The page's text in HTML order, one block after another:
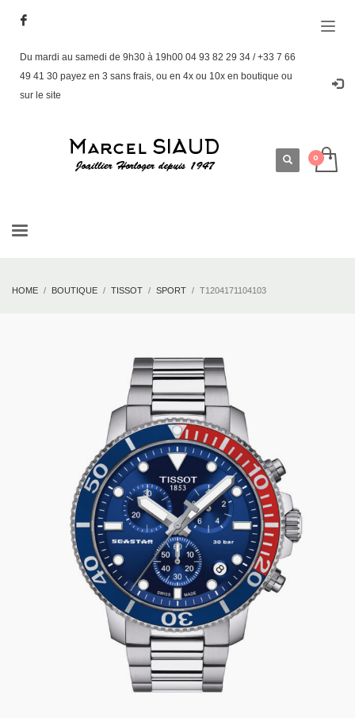
Du mardi au samedi de 9h30 à 19h00 04 93 82 29 34 / +33 7 66
49 41 30 payez en 3 sans frais, ou en 4x ou 10x en boutique ou
sur le site
HOME BOUTIQUE TISSOT SPORT T1204171104103